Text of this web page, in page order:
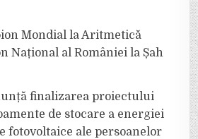
Mondial la Aritmetică
Național al României la Șah
finalizarea proiectului
de stocare a energiei
fotovoltaice ale persoanelor